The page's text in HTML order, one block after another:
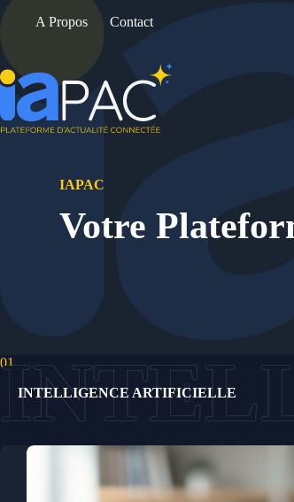
A Propos Contact
IAPAC
Votre
01.
INTELLIGENCE ARTIFICIELLE